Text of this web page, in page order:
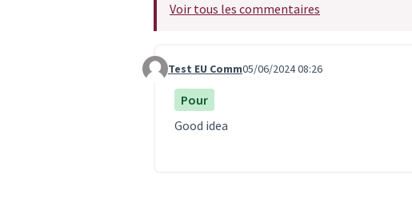
Voir tous les commentaires
Commentaire 6676
Test EU Comm05/06/2024 08:26
Pour
Good idea